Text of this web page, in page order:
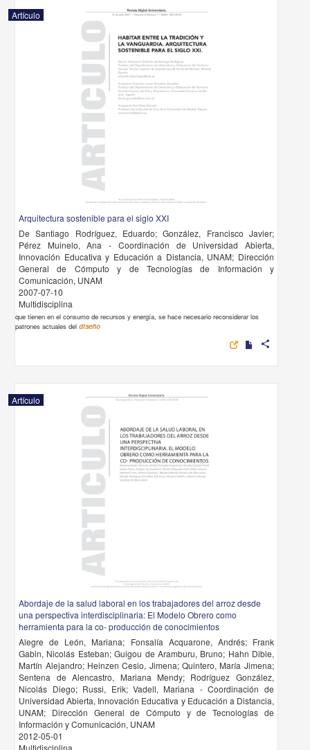
Artículo
Arquitectura sostenible para el siglo XXI
De Santiago Rodríguez, Eduardo; González, Francisco Javier;
Pérez Muinelo, Ana - Coordinación de Universidad Abierta,
Innovación Educativa y Educación a Distancia, UNAM; Dirección
General de Cómputo y de Tecnologías de Información y
Comunicación, UNAM
2007-07-10
Multidisciplina
que tienen en el consumo de recursos y energía, se hace necesario reconsiderar los
patrones actuales deldiseño
share
Artículo
Abordaje de la salud laboral en los trabajadores del arroz desde
una perspectiva interdisciplinaria: El Modelo Obrero como
herramienta para la co- producción de conocimientos
Alegre de León, Mariana; Fonsalía Acquarone, Andrés; Frank
Gabin, Nicolás Esteban; Guigou de Aramburu, Bruno; Hahn Dible,
Martín Alejandro; Heinzen Cesio, Jimena; Quintero, María Jimena;
Sentena de Alencastro, Mariana Mendy; Rodríguez González,
Nicolás Diego; Russi, Erik; Vadell, Mariana - Coordinación de
Universidad Abierta, Innovación Educativa y Educación a Distancia,
UNAM; Dirección General de Cómputo y de Tecnologías de
Información y Comunicación, UNAM
2012-05-01
Multidisciplina